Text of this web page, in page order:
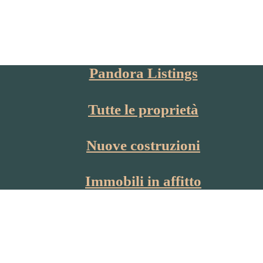
Pandora Listings
Tutte le proprietà
Nuove costruzioni
Immobili in affitto